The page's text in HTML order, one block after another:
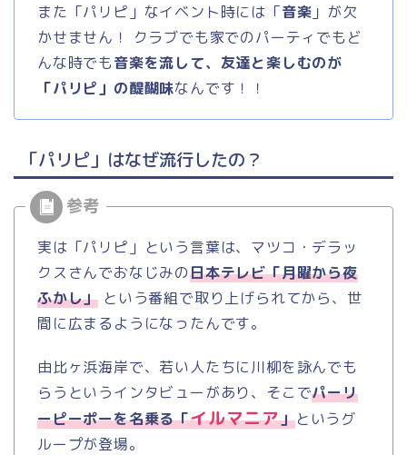
また「パリピ」なイベント時には「音楽 」が欠
かせません！ クラブでも家でのパーティでもど
んな時でも音楽を流して、友達と楽しむのが
「パリピ」の醍醐味なんです！！
「パリピ」はなぜ流行したの？
実は「パリピ」という言葉は、マツコ・デラッ
クスさんでおなじみの日本テレビ「月曜から夜
ふかし」 という番組で取り上げられてから、世
間に広まるようになったんです。
由比ヶ浜海岸で、若い人たちに川柳を詠んでも
らうというインタビューがあり、そこでパーリ
ーピーポーを名乗る「イルマニア」というグ
ループが登場。